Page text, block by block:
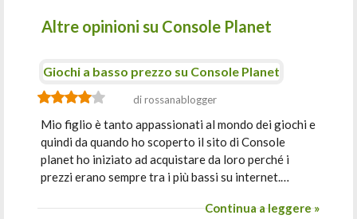
Altre opinioni su Console Planet
Giochi a basso prezzo su Console Planet
di rossanablogger
Mio figlio è tanto appassionati al mondo dei giochi e
quindi da quando ho scoperto il sito di Console
planet ho iniziato ad acquistare da loro perché i
prezzi erano sempre tra i più bassi su internet.…
Continua a leggere »